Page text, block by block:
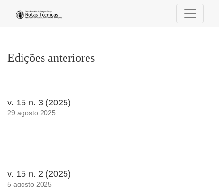
Edições anteriores
v. 15 n. 3 (2025)
29 agosto 2025
v. 15 n. 2 (2025)
5 agosto 2025